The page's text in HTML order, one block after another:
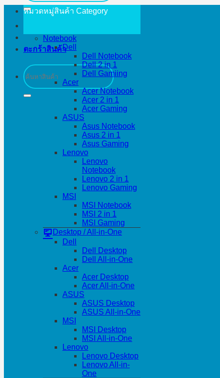
ตะกร้าสินค้า
ค้นหา:
หมวดหมู่สินค้า Category
Notebook
Dell
Dell Notebook
Dell 2 in 1
Dell Gamiing
Acer
Acer Notebook
Acer 2 in 1
Acer Gaming
ASUS
Asus Notebook
Asus 2 in 1
Asus Gaming
Lenovo
Lenovo
Notebook
Lenovo 2 in 1
Lenovo Gaming
MSI
MSI Notebook
MSI 2 in 1
MSI Gaming
Desktop / All-in-One
Dell
Dell Desktop
Dell All-in-One
Acer
Acer Desktop
Acer All-in-One
ASUS
ASUS Desktop
ASUS All-in-One
MSI
MSI Desktop
MSI All-in-One
Lenovo
Lenovo Desktop
Lenovo All-in-
One